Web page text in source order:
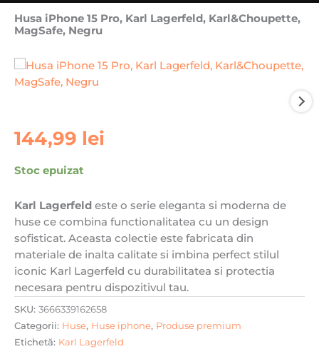
Husa iPhone 15 Pro, Karl Lagerfeld, Karl&Choupette,
MagSafe, Negru
144,99 lei
Stoc epuizat
Karl Lagerfeld este o serie eleganta si moderna de
huse ce combina functionalitatea cu un design
sofisticat. Aceasta colectie este fabricata din
materiale de inalta calitate si imbina perfect stilul
iconic Karl Lagerfeld cu durabilitatea si protectia
necesara pentru dispozitivul tau.
SKU: 3666339162658
Categorii: Huse, Huse iphone, Produse premium
Etichetă: Karl Lagerfeld
Prețul
inițial
Prețul
curent